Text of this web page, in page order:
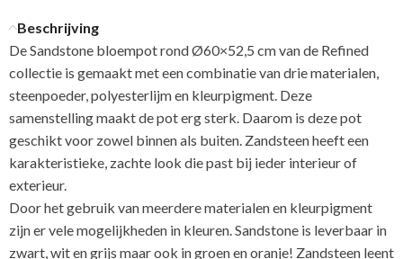
Beschrijving
De Sandstone bloempot rond Ø60×52,5 cm van de Refined
collectie is gemaakt met een combinatie van drie materialen,
steenpoeder, polyesterlijm en kleurpigment. Deze
samenstelling maakt de pot erg sterk. Daarom is deze pot
geschikt voor zowel binnen als buiten. Zandsteen heeft een
karakteristieke, zachte look die past bij ieder interieur of
exterieur.
Door het gebruik van meerdere materialen en kleurpigment
zijn er vele mogelijkheden in kleuren. Sandstone is leverbaar in
zwart, wit en grijs maar ook in groen en oranje! Zandsteen leent